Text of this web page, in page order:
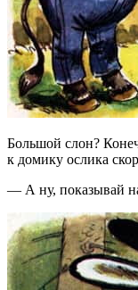
Большой слон?
к домику ослика
— А ну, показывай